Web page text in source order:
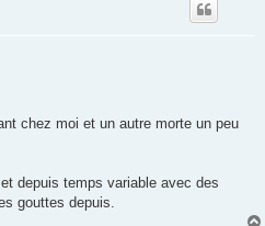
chez moi et un autre morte un peu
depuis temps variable avec des
gouttes depuis.